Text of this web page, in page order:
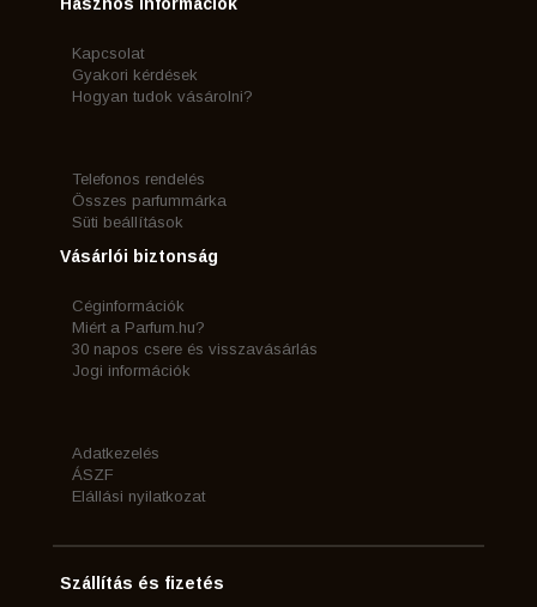
Hasznos információk
Kapcsolat
Gyakori kérdések
Hogyan tudok vásárolni?
Telefonos rendelés
Összes parfummárka
Süti beállítások
Vásárlói biztonság
Céginformációk
Miért a Parfum.hu?
30 napos csere és visszavásárlás
Jogi információk
Adatkezelés
ÁSZF
Elállási nyilatkozat
Szállítás és fizetés